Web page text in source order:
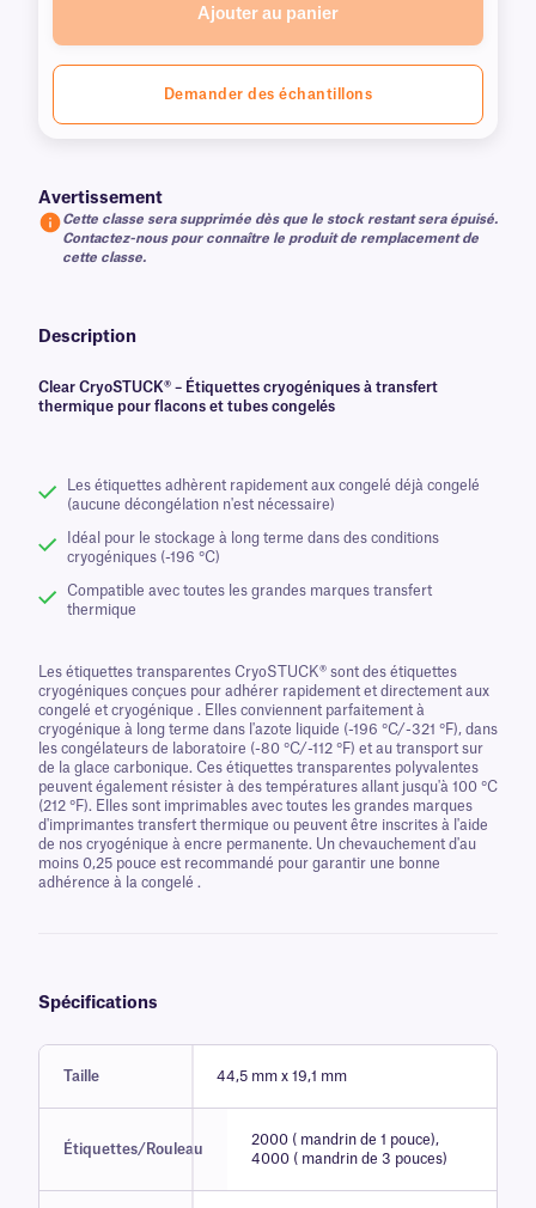
Ajouter au panier
Demander des échantillons
Avertissement
Cette classe sera supprimée dès que le stock restant sera épuisé.
Contactez-nous pour connaître le produit de remplacement de
cette classe.
Description
Clear CryoSTUCK® – Étiquettes cryogéniques à transfert
thermique pour flacons et tubes congelés
Les étiquettes adhèrent rapidement aux congelé déjà congelé
(aucune décongélation n'est nécessaire)
Idéal pour le stockage à long terme dans des conditions
cryogéniques (-196 °C)
Compatible avec toutes les grandes marques transfert
thermique
Les étiquettes transparentes CryoSTUCK® sont des étiquettes
cryogéniques conçues pour adhérer rapidement et directement aux
congelé et cryogénique . Elles conviennent parfaitement à
cryogénique à long terme dans l'azote liquide (-196 °C/-321 °F), dans
les congélateurs de laboratoire (-80 °C/-112 °F) et au transport sur
de la glace carbonique. Ces étiquettes transparentes polyvalentes
peuvent également résister à des températures allant jusqu'à 100 °C
(212 °F). Elles sont imprimables avec toutes les grandes marques
d'imprimantes transfert thermique ou peuvent être inscrites à l'aide
de nos cryogénique à encre permanente. Un chevauchement d'au
moins 0,25 pouce est recommandé pour garantir une bonne
adhérence à la congelé .
Spécifications
Taille 44,5 mm x 19,1 mm
Étiquettes/Rouleau
2000 ( mandrin de 1 pouce),
4000 ( mandrin de 3 pouces)